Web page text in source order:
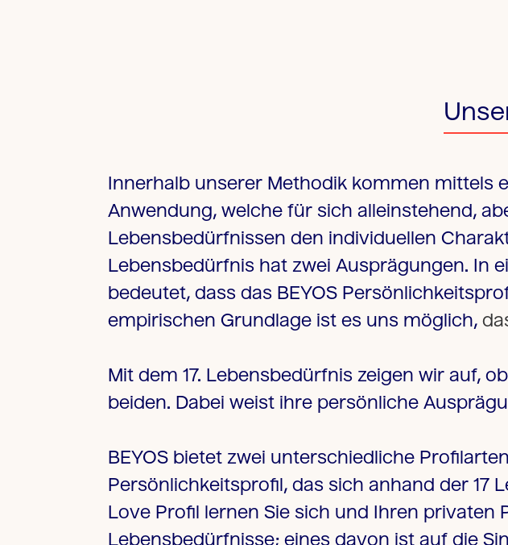
Innerhalb unserer Methodik kommen mittels
Anwendung, welche für sich alleinstehend,
Lebensbedürfnissen den individuellen
Lebensbedürfnis hat zwei Ausprägungen. In
bedeutet, dass das BEYOS
empirischen Grundlage ist es uns möglich,
Mit dem 17. Lebensbedürfnis zeigen wir auf,
beiden. Dabei weist ihre persönliche
BEYOS bietet zwei unterschiedliche
Persönlichkeitsprofil, das sich anhand der 17
Love Profil lernen Sie sich und Ihren privaten
Lebensbedürfnisse; eines davon ist auf die